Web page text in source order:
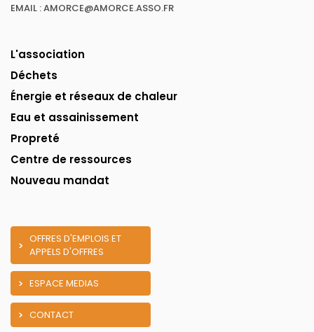
EMAIL : AMORCE@AMORCE.ASSO.FR
L'association
Déchets
Énergie et réseaux de chaleur
Eau et assainissement
Propreté
Centre de ressources
Nouveau mandat
OFFRES D'EMPLOIS ET
APPELS D'OFFRES
ESPACE MEDIAS
CONTACT